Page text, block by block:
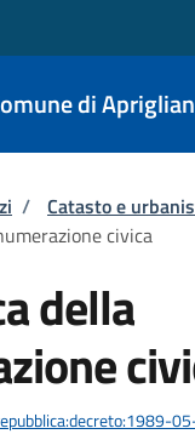
di
pane
/ Catasto e
civica
della